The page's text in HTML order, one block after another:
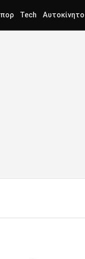
Tech Αυτοκίνητο